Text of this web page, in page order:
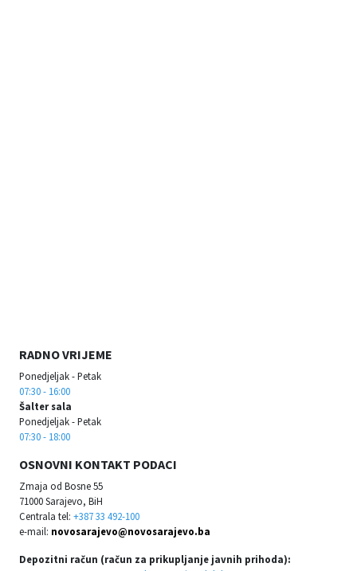
RADNO VRIJEME
Ponedjeljak - Petak
07:30 - 16:00
Šalter sala
Ponedjeljak - Petak
07:30 - 18:00
OSNOVNI KONTAKT PODACI
Zmaja od Bosne 55
71000 Sarajevo, BiH
Centrala tel: +387 33 492-100
e-mail: novosarajevo@novosarajevo.ba
Depozitni račun (račun za prikupljanje javnih prihoda):